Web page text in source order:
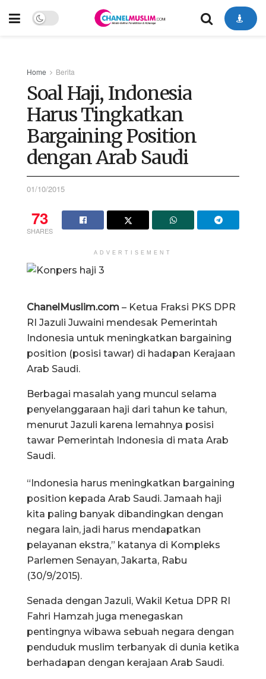
Home Berita
Soal Haji, Indonesia
Harus Tingkatkan
Bargaining Position
dengan Arab Saudi
01/10/2015
73
SHARES
ADVERTISEMENT
ChanelMuslim.com – Ketua Fraksi PKS DPR
RI Jazuli Juwaini mendesak Pemerintah
Indonesia untuk meningkatkan bargaining
position (posisi tawar) di hadapan Kerajaan
Arab Saudi.
Berbagai masalah yang muncul selama
penyelanggaraan haji dari tahun ke tahun,
menurut Jazuli karena lemahnya posisi
tawar Pemerintah Indonesia di mata Arab
Saudi.
“Indonesia harus meningkatkan bargaining
position kepada Arab Saudi. Jamaah haji
kita paling banyak dibandingkan dengan
negara lain, jadi harus mendapatkan
pelayanan ekstra,” katanya di Kompleks
Parlemen Senayan, Jakarta, Rabu
(30/9/2015).
Senada dengan Jazuli, Wakil Ketua DPR RI
Fahri Hamzah juga menegaskan
pentingnya wibawa sebuah negara dengan
penduduk muslim terbanyak di dunia ketika
berhadapan dengan kerajaan Arab Saudi.